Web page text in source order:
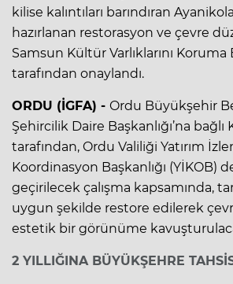
kilise kalıntıları barındıran
hazırlanan restorasyon ve çevre
Samsun Kültür Varlıklarını
tarafından onaylandı.
ORDU (İGFA) - Ordu Büyükşehir
Şehircilik Daire Başkanlığı’na
tarafından, Ordu Valiliği Yatırım
Koordinasyon Başkanlığı (YİKOB)
geçirilecek çalışma kapsamında,
uygun şekilde restore edilerek
estetik bir görünüme
2 YILLIĞINA BÜYÜKŞEHRE